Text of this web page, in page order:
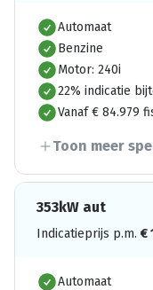
Automaat
Benzine
Motor: 240i
22% indicatie
Vanaf € 84.979
Toon meer
353kW aut
Indicatieprijs p.m. €
Automaat